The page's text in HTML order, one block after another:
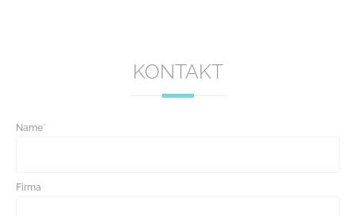
KONTAKT
Name*
Firma